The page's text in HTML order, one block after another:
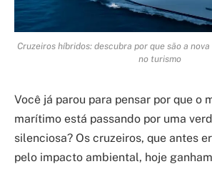
Cruzeiros híbridos: descubra por que são a
no turismo
Você já parou para pensar por que o
marítimo está passando por uma
silenciosa? Os cruzeiros, que antes
pelo impacto ambiental, hoje